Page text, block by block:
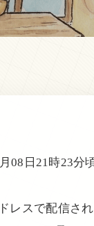
08日21時23
スで配信され